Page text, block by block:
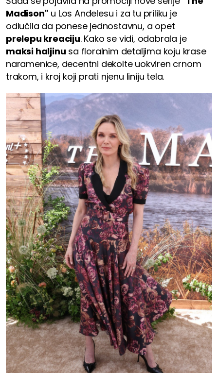
Madison" u Los Anđelesu i za tu priliku je
odlučila da ponese jednostavnu, a opet
prelepu kreaciju. Kako se vidi, odabrala je
maksi haljinu sa floralnim detaljima koju krase
naramenice, decentni dekolte uokviren crnom
trakom, i kroj koji prati njenu liniju tela.